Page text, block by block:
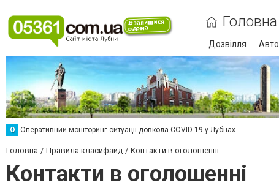
Головна
Дозвілля
О Оперативний моніторинг ситуації довкола COVID-19 у Лубнах
Головна Правила класифайд Контакти в оголошенні
Контакти в оголошенні